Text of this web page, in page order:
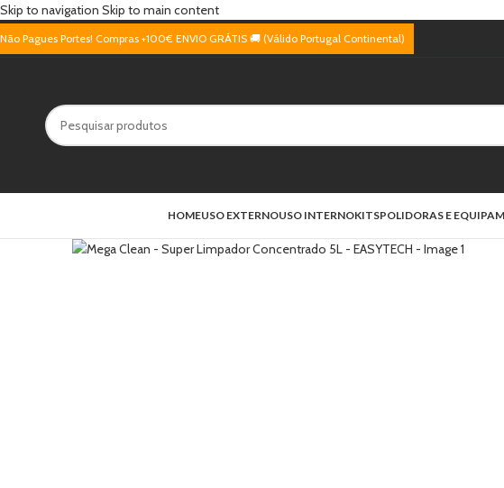
Skip to navigation Skip to main content
Não Pagues Portes! Compras +100€ ENVIO GRÁTIS 🚚 (Válido Portugal Continental)
HOMEUSO EXTERNOUSO INTERNOKITSPOLIDORAS E